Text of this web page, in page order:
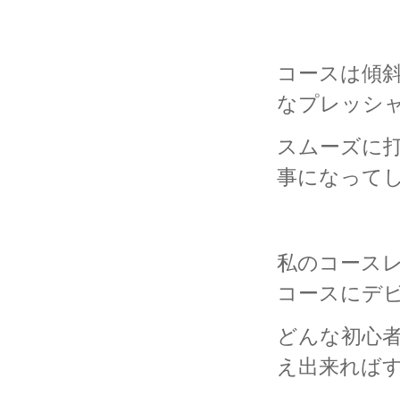
コースは傾
なプレッシ
スムーズに
事になって
私のコース
コースにデ
どんな初心
え出来れば